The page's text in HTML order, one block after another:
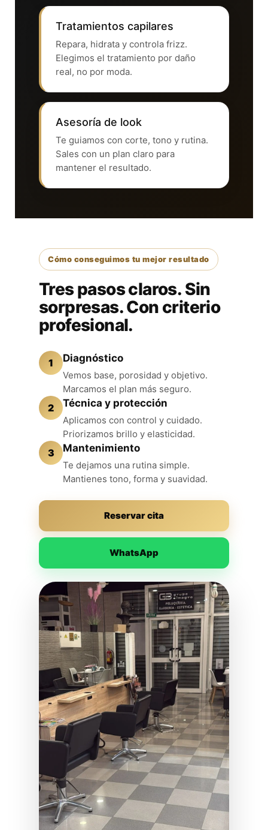
Tratamientos capilares
Repara, hidrata y controla frizz.
Elegimos el tratamiento por daño
real, no por moda.
Asesoría de look
Te guiamos con corte, tono y rutina.
Sales con un plan claro para
mantener el resultado.
Cómo conseguimos tu mejor resultado
Tres pasos claros. Sin
sorpresas. Con criterio
profesional.
1 Diagnóstico
Vemos base, porosidad y objetivo.
Marcamos el plan más seguro.
2 Técnica y protección
Aplicamos con control y cuidado.
Priorizamos brillo y elasticidad.
3 Mantenimiento
Te dejamos una rutina simple.
Mantienes tono, forma y suavidad.
Reservar cita
WhatsApp